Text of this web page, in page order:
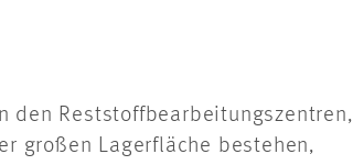
den Reststoffbearbeitungszentren,
großen Lagerfläche bestehen,